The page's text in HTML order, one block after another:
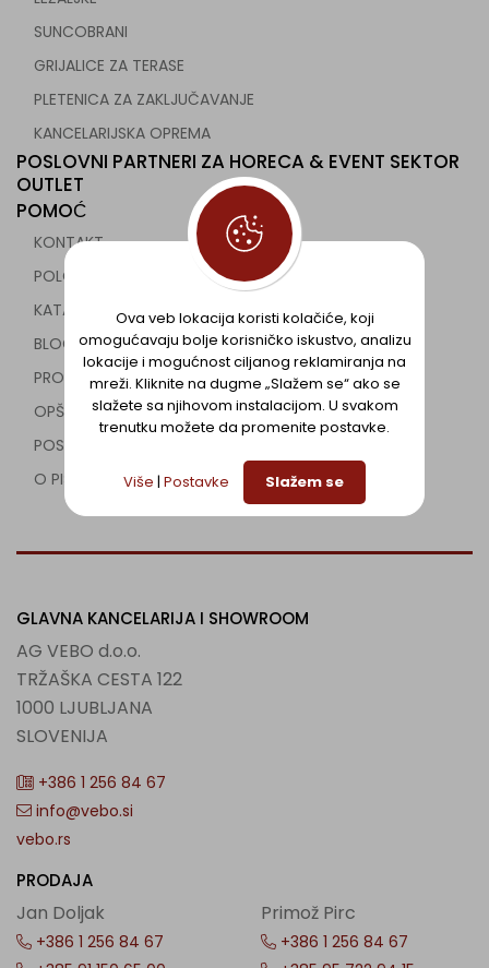
SUNCOBRANI
GRIJALICE ZA TERASE
PLETENICA ZA ZAKLJUČAVANJE
KANCELARIJSKA OPREMA
POSLOVNI PARTNERI ZA HORECA & EVENT SEKTOR
OUTLET
POMOĆ
KONTAKT
POLOVNA UGOSTITELJSKA OPREMA
KATALOZI
BLOG
PROJEKTI
OPŠTI USLOVI
POSEBNI USLOVI
O PIŠKOTKIH
GLAVNA KANCELARIJA I SHOWROOM
AG VEBO d.o.o.
TRŽAŠKA CESTA 122
1000 LJUBLJANA
SLOVENIJA
+386 1 256 84 67
info@vebo.si
vebo.rs
PRODAJA
Jan Doljak
+386 1 256 84 67
Primož Pirc
+386 1 256 84 67
Ova veb lokacija koristi kolačiće, koji
omogućavaju bolje korisničko iskustvo, analizu
lokacije i mogućnost ciljanog reklamiranja na
mreži. Kliknite na dugme „Slažem se“ ako se
slažete sa njihovom instalacijom. U svakom
trenutku možete da promenite postavke.
Više | Postavke Slažem se